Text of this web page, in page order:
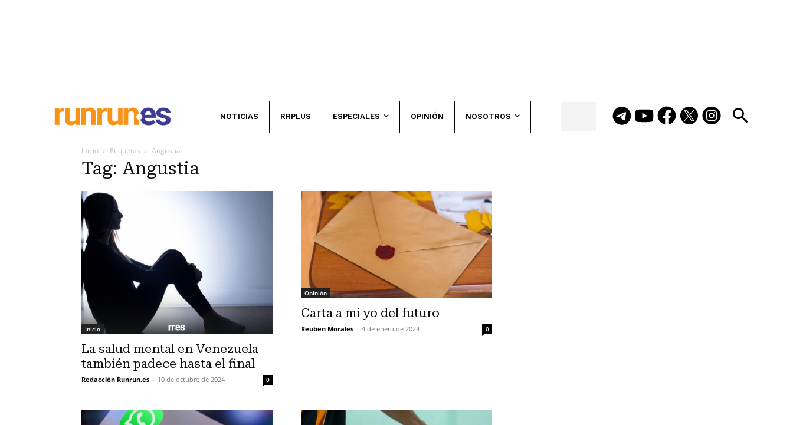
NOTICIAS RRPLUS ESPECIALES OPINIÓN NOSOTROS
Inicio Etiquetas Angustia
Tag: Angustia
Inicio
La salud mental en Venezuela
también padece hasta el final
Redacción Runrun.es - 10 de octubre de 2024 0
Opinión
Carta a mi yo del futuro
Reuben Morales - 4 de enero de 2024 0